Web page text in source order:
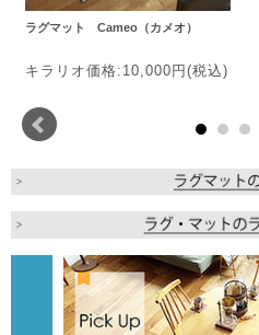
ラグマット Cameo（カメオ）
キラリオ価格:10,000円(税込)